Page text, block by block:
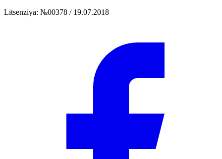
Litsenziya: №00378 / 19.07.2018